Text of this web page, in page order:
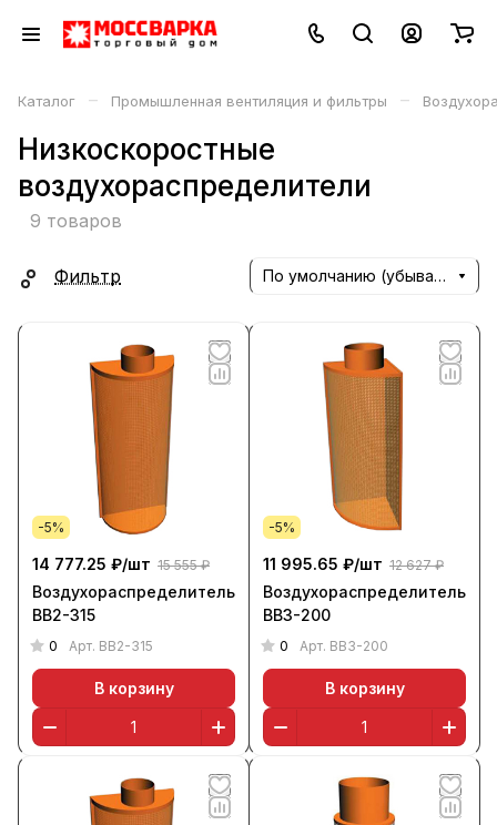
Каталог – Промышленная вентиляция и фильтры –
Низкоскоростные
воздухораспределители
9 товаров
Фильтр По умолчанию (убывание)
-5%
14 777.25 ₽/шт 15 555 ₽
Воздухораспределитель
ВВ2-315
0 Арт. ВВ2-315
В корзину
-5%
11 995.65 ₽/шт 12 627 ₽
Воздухораспределитель
ВВ3-200
0 Арт. ВВ3-200
В корзину